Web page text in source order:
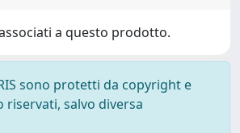
a questo prodotto.
sono protetti da copyright e
salvo diversa